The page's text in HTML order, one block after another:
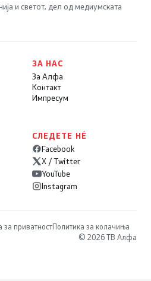
и светот, дел од медиумската
ЗА НАС
За Алфа
Контакт
Импресум
СЛЕДЕТЕ НÉ
Facebook
X / Twitter
YouTube
Instagram
за приватностПолитика за колачиња
© 2026 ТВ Алфа